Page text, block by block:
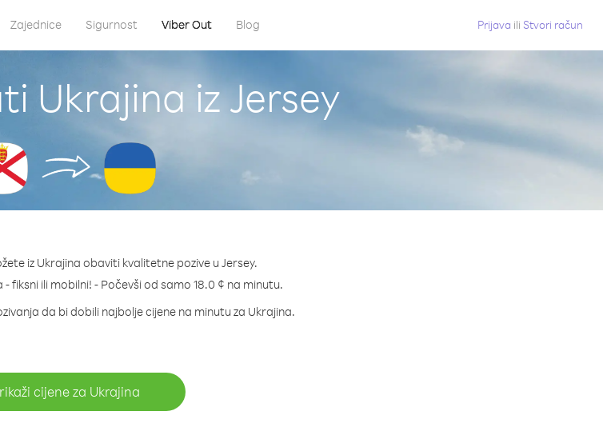
Zajednice Sigurnost Viber Out Blog Prijava ili Stvori račun
Ukrajina iz Jersey
iz Ukrajina obaviti kvalitetne pozive u Jersey.
fiksni ili mobilni! - Počevši od samo 18.0 ¢ na minutu.
da bi dobili najbolje cijene na minutu za Ukrajina.
cijene za Ukrajina